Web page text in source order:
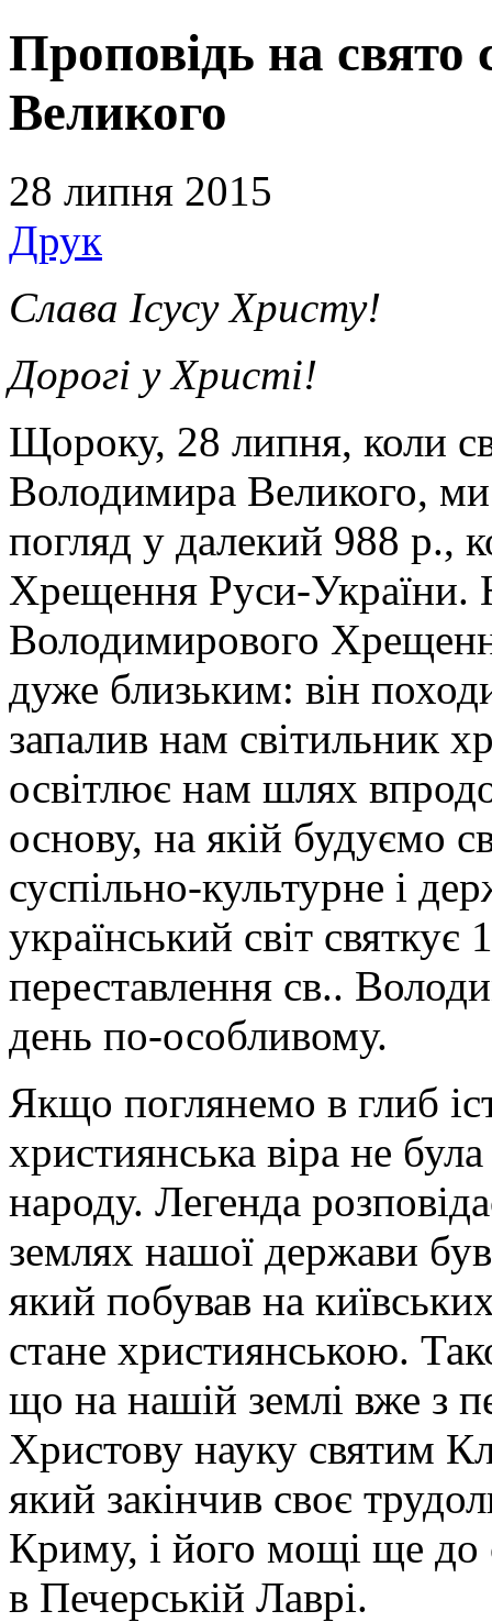
Проповідь на
Великого
28 липня 2015
Друк
Слава Ісусу Христу!
Дорогі у Христі!
Щороку, 28 липня, коли
Володимира Великого,
погляд у далекий 988 р.,
Хрещення Руси-
Володимирового
дуже близьким: він
запалив нам світильник
освітлює нам шлях
основу, на якій будуємо
суспільно-культурне і
український світ
переставлення св..
день по-особливому.
Якщо поглянемо в глиб
християнська віра не
народу. Легенда
землях нашої держави
який побував на
стане християнською.
що на нашій землі вже з
Христову науку святим
який закінчив своє
Криму, і його мощі ще до
в Печерській Лаврі.